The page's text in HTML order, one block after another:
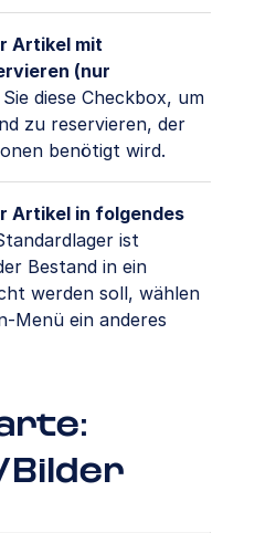
Artikel mit
(nur
diese Checkbox, um
zu reservieren, der
benötigt wird.
Artikel in folgendes
ist
Bestand in ein
werden soll, wählen
Menü ein anderes
Bilder